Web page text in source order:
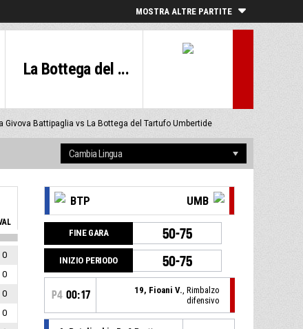
MOSTRA ALTRE PARTITE
La Bottega del ...
Givova Battipaglia vs La Bottega del Tartufo Umbertide
0
0
0
0
BTP UMB
FINE GARA 50-75
INIZIO PERIODO 50-75
P4 00:17 19, Fioani V., Rimbalzo
difensivo